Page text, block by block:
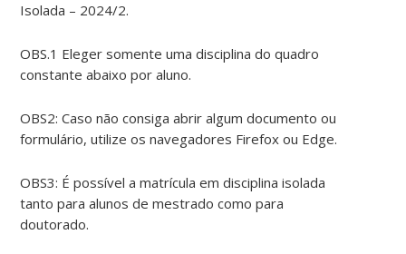
Isolada – 2024/2.
OBS.1 Eleger somente uma disciplina do quadro
constante abaixo por aluno.
OBS2: Caso não consiga abrir algum documento ou
formulário, utilize os navegadores Firefox ou Edge.
OBS3: É possível a matrícula em disciplina isolada
tanto para alunos de mestrado como para
doutorado.